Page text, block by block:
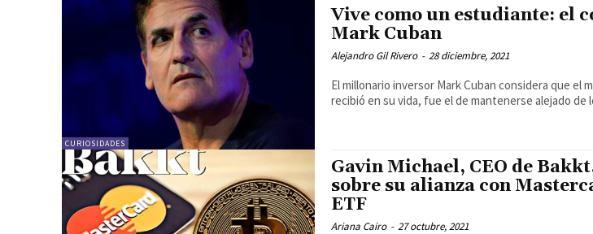
CURIOSIDADES
Vive como un estudiante: el
Mark Cuban
Alejandro Gil Rivero - 28 diciembre, 2021
El millonario inversor Mark Cuban considera que el
recibió en su vida, fue el de mantenerse alejado de
Gavin Michael, CEO de
sobre su alianza con
ETF
Ariana Cairo - 27 octubre, 2021